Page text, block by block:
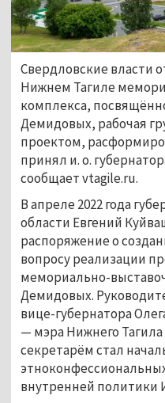
Свердловские власти
Нижнем Тагиле
комплекса,
Демидовых, рабочая
проектом,
принял и. о.
сообщает vtagile.ru.
В апреле 2022 года
области Евгений
распоряжение о
вопросу реализации
мемориально-
Демидовых.
вице-губернатора
— мэра Нижнего
секретарём стал
внутренней политики